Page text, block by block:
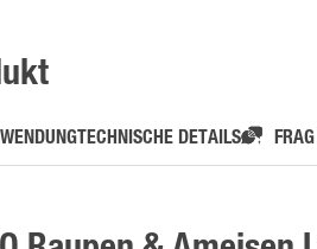
TECHNISCHE DETAILS